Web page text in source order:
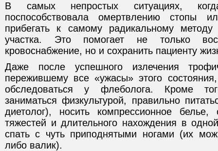
В самых непростых ситуациях,
поспособствовала омертвлению стопы
прибегать к самому радикальному методу
участка. Это помогает не только
кровоснабжение, но и сохранить пациенту
Даже после успешного излечения
пережившему все «ужасы» этого
обследоваться у флеболога. Кроме
заниматься физкультурой, правильно
диетолог), носить компрессионное белье,
тяжестей и длительного нахождения в
спать с чуть приподнятыми ногами (их
либо валик).